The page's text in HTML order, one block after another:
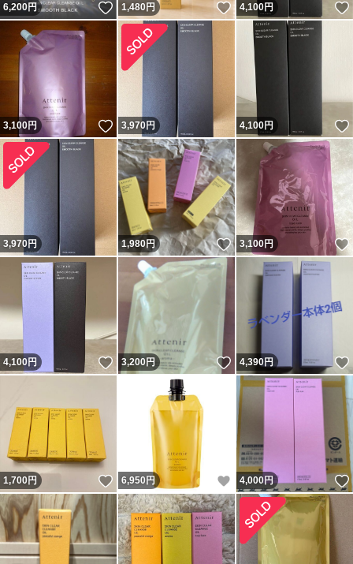
6,200円 いいね！
1,480円 いいね！
4,100円
3,100円 いいね！
3,970円 4,100円
3,970円 1,980円 いいね！
3,100円
4,100円 いいね！
3,200円 いいね！
4,390円
1,700円 いいね！
6,950 円 いいね！
4,000円